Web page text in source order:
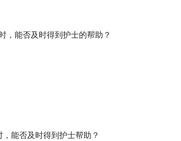
，能否及时得到护士的帮助？
能否及时得到护士帮助？